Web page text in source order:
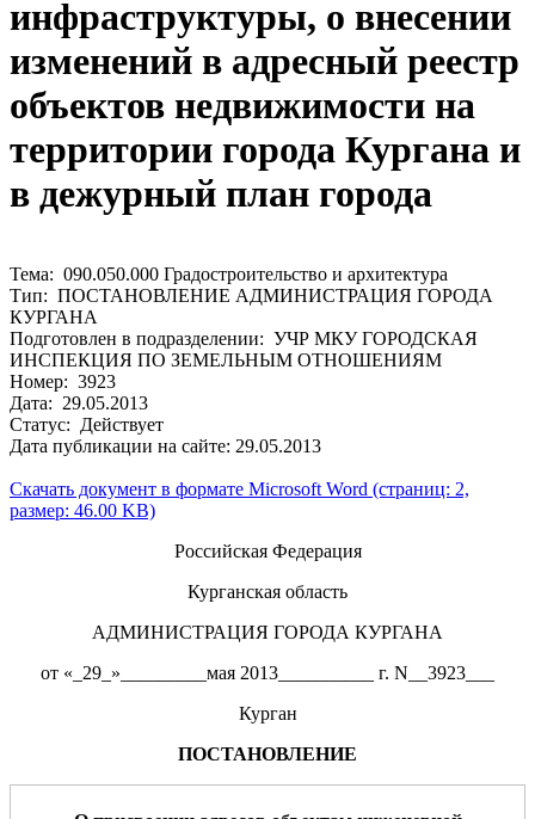
инфраструктуры, о внесении
изменений в адресный реестр
объектов недвижимости на
территории города Кургана и
в дежурный план города
Тема: 090.050.000 Градостроительство и архитектура
Тип: ПОСТАНОВЛЕНИЕ АДМИНИСТРАЦИЯ ГОРОДА
КУРГАНА
Подготовлен в подразделении: УЧР МКУ ГОРОДСКАЯ
ИНСПЕКЦИЯ ПО ЗЕМЕЛЬНЫМ ОТНОШЕНИЯМ
Номер: 3923
Дата: 29.05.2013
Статус: Действует
Дата публикации на сайте: 29.05.2013
Скачать документ в формате Microsoft Word (страниц: 2,
размер: 46.00 KB)
Российская Федерация
Курганская область
АДМИНИСТРАЦИЯ ГОРОДА КУРГАНА
от «_29_»_________мая 2013__________ г. N__3923___
Курган
ПОСТАНОВЛЕНИЕ